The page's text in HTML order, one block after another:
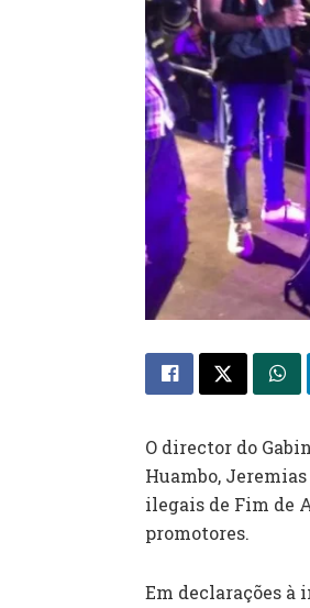
O director do
Huambo,
ilegais de Fim de
promotores.
Em declarações à